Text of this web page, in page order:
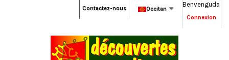
Benvenguda
Connexion
Occitan
Contactez-nous